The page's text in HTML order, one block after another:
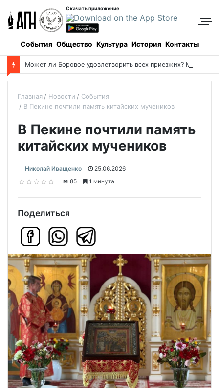
Скачать приложение
События Общество Культура История Контакты
Главная Новости
События
В Пекине почтили память китайских мучеников
В Пекине почтили память
китайских мучеников
Николай Иващенко
25.06.2026
85
1 минута
Поделиться